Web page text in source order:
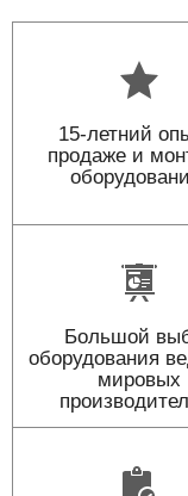
15-летний
продаже и
Большой
оборудования
мировых